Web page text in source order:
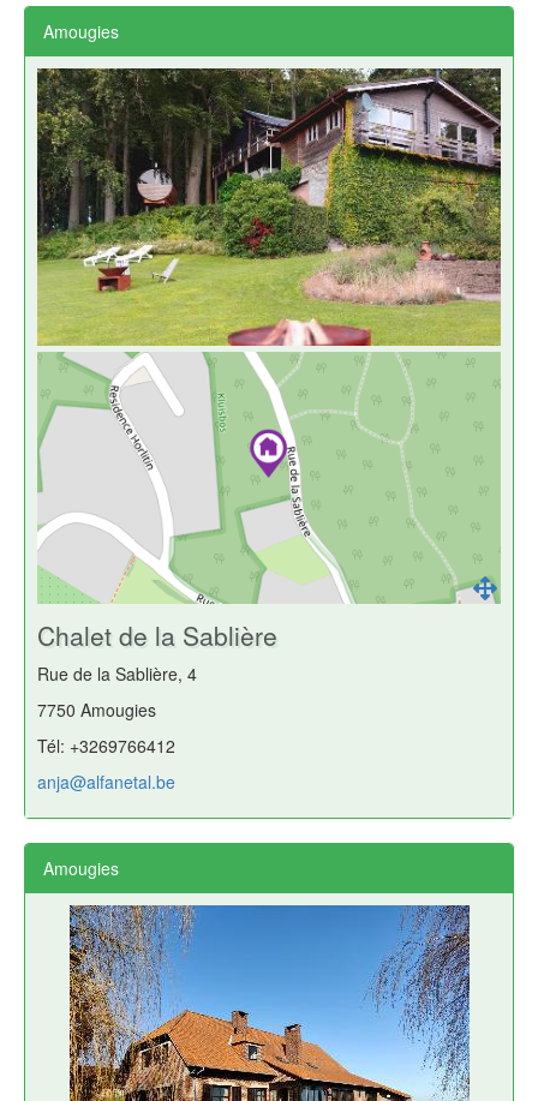
Amougies
Chalet de la Sablière
Rue de la Sablière, 4
7750 Amougies
Tél: +3269766412
anja@alfanetal.be
Amougies